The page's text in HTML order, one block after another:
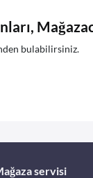
bulabilirsiniz.
servisi